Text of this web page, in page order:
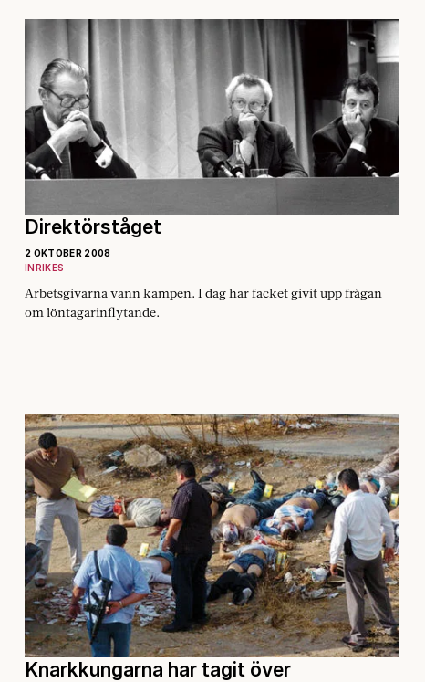
Direktörståget
2 OKTOBER 2008
INRIKES
Arbetsgivarna vann kampen. I dag har facket givit upp frågan
om löntagarinflytande.
Knarkkungarna har tagit över